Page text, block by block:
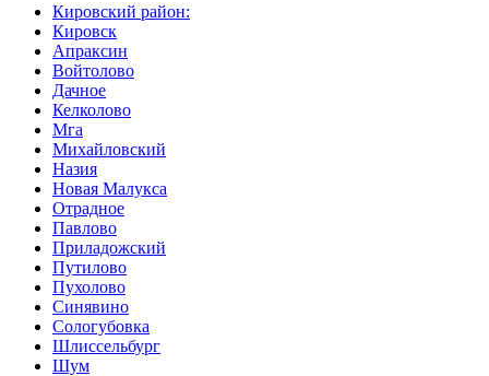
Кировский район:
Кировск
Апраксин
Войтолово
Дачное
Келколово
Мга
Михайловский
Назия
Новая Малукса
Отрадное
Павлово
Приладожский
Путилово
Пухолово
Синявино
Сологубовка
Шлиссельбург
Шум